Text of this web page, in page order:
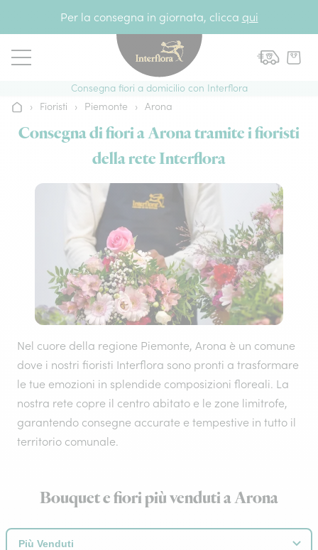
Per la consegna in giornata, clicca qui
Consegna fiori a domicilio con Interflora
Home› Fioristi › Piemonte › Arona
Consegna di fiori a Arona tramite i fioristi
della rete Interflora
Nel cuore della regione Piemonte, Arona è un comune
dove i nostri fioristi Interflora sono pronti a trasformare
le tue emozioni in splendide composizioni floreali. La
nostra rete copre il centro abitato e le zone limitrofe,
garantendo consegne accurate e tempestive in tutto il
territorio comunale.
Bouquet e fiori più venduti a Arona